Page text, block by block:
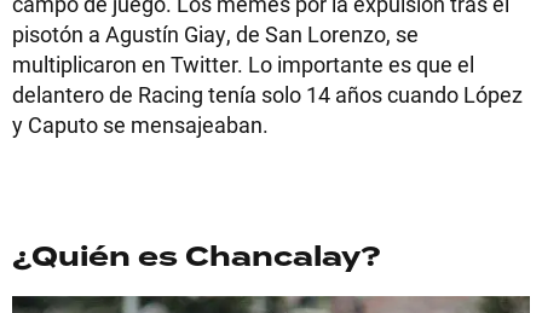
pisotón a Agustín Giay, de San Lorenzo, se
multiplicaron en Twitter. Lo importante es que el
delantero de Racing tenía solo 14 años cuando López
y Caputo se mensajeaban.
¿Quién es Chancalay?